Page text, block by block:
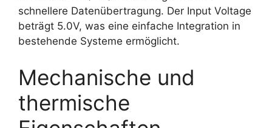
schnellere Datenübertragung. Der Input Voltage
beträgt 5.0V, was eine einfache Integration in
bestehende Systeme ermöglicht.
Mechanische und
thermische